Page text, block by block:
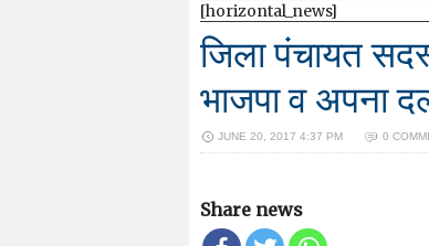
[horizontal_news]
जिला पंचायत
भाजपा व अपना
JUNE 20, 2017 4:37 PM 0
Share news